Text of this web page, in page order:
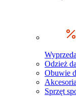
Odzież
Obuwie
Sprzęt